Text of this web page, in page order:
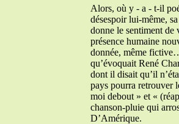
Alors, où y - a - t-il
désespoir lui-même,
donne le sentiment de
présence humaine
donnée, même
qu’évoquait René
dont il disait qu’il
pays pourra retrouver
moi debout » et «
chanson-pluie qui
D’Amérique.